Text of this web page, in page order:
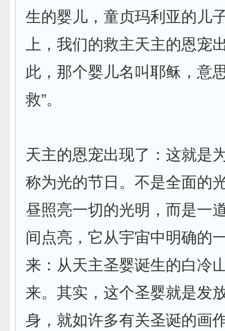
生的婴儿，童贞玛利亚的儿
上，我们的救主天主的恩宠
此，那个婴儿名叫耶稣，意
救”。
天主的恩宠出现了：这就是
称为光的节日。不是全面的
昼照亮一切的光明，而是一
间点亮，它从宇宙中明确的
来：从天主圣婴诞生的白冷
来。其实，这个圣婴就是发
身，就如许多有关圣诞的画